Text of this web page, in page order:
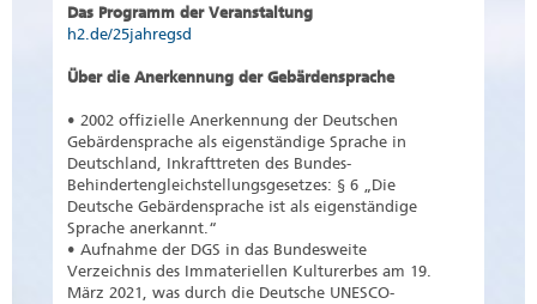
Das Programm der Veranstaltung
h2.de/25jahregsd
Über die Anerkennung der Gebärdensprache
• 2002 offizielle Anerkennung der Deutschen
Gebärdensprache als eigenständige Sprache in
Deutschland, Inkrafttreten des Bundes-
Behindertengleichstellungsgesetzes: § 6 „Die
Deutsche Gebärdensprache ist als eigenständige
Sprache anerkannt.“
• Aufnahme der DGS in das Bundesweite
Verzeichnis des Immateriellen Kulturerbes am 19.
März 2021, was durch die Deutsche UNESCO-